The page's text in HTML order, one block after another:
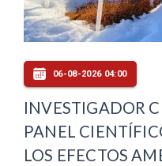
06-08-2026 04:00
INVESTIGADOR
PANEL
LOS EFECTOS